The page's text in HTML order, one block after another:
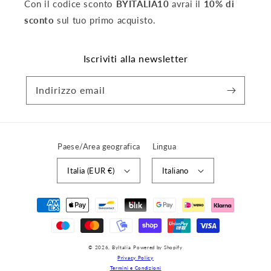
Con il codice sconto BYITALIA10 avrai il 10% di
sconto sul tuo primo acquisto.
Iscriviti alla newsletter
Indirizzo email
Paese/Area geografica
Italia (EUR €)
Lingua
Italiano
Metodi
pagamento
© 2026, ByItalia Powered by Shopify
Privacy Policy
Termini e Condizioni